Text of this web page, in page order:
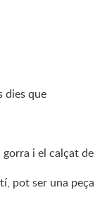
dies que
i el calçat de
pot ser una peça